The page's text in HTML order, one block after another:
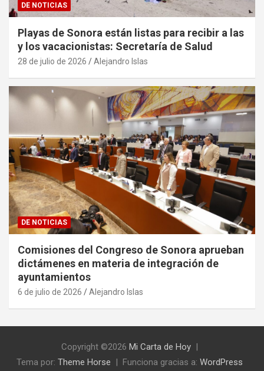
DE NOTICIAS
Playas de Sonora están listas para recibir a las
y los vacacionistas: Secretaría de Salud
28 de julio de 2026 Alejandro Islas
DE NOTICIAS
Comisiones del Congreso de Sonora aprueban
dictámenes en materia de integración de
ayuntamientos
6 de julio de 2026 Alejandro Islas
Copyright ©2026 Mi Carta de Hoy
Tema por: Theme Horse Funciona gracias a: WordPress